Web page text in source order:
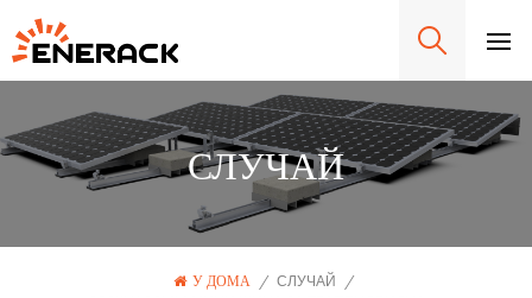
СЛУЧАЙ
У ДОМА / СЛУЧАЙ
/